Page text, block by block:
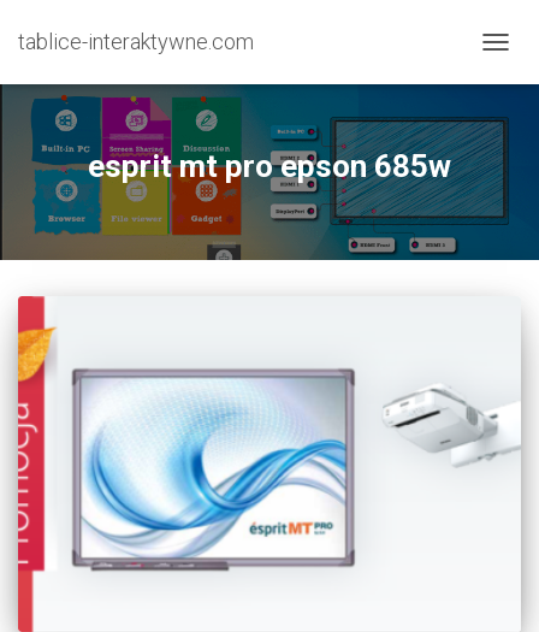
tablice-interaktywne.com
esprit mt pro epson 685w